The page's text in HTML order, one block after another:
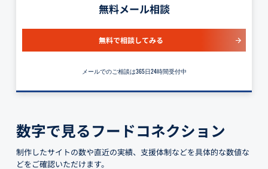
無料メール相談
無料で相談してみる
メールでのご相談は365日24時間受付中
数字で見るフードコネクション
制作したサイトの数や直近の実績、支援体制などを具体的な数値な
どをご確認いただけます。